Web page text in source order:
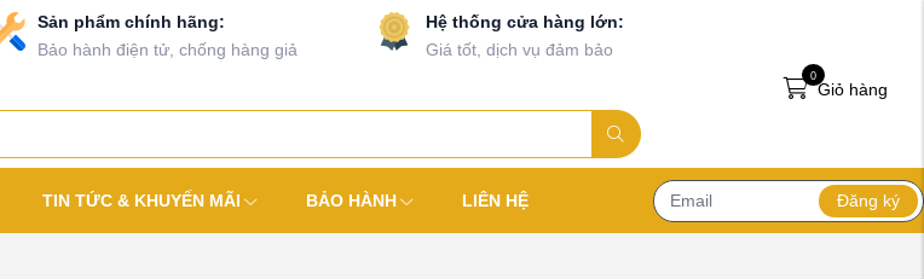
Sản phẩm chính hãng:
Bảo hành điện tử, chống hàng giả
Hệ thống cửa hàng lớn:
Giá tốt, dịch vụ đảm bảo
Giỏ hàng
0
TIN TỨC & KHUYẾN MÃI BẢO HÀNH LIÊN HỆ Đăng ký